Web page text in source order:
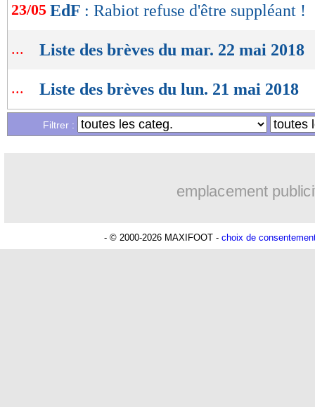
Lu 25.526 fois- Romain
23/05 EdF : Rabiot refuse d'être suppléant !
... Liste des brèves du mar. 22 mai 2018
... Liste des brèves du lun. 21 mai 2018
Filtrer :
emplacement
- © 2000-2026 MAXIFOOT - choix de